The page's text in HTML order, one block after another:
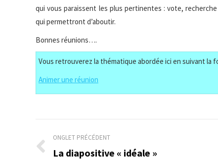
qui vous paraissent les plus pertinentes : vote,
qui permettront d’aboutir.
Bonnes réunions….
Vous retrouverez la thématique abordée ici en suivant la
Animer une réunion
Navigation
de
ONGLET PRÉCÉDENT
Onglet
La diapositive « idéale »